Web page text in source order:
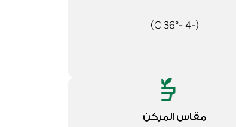
(-4 -36° C)
مقاس المركن